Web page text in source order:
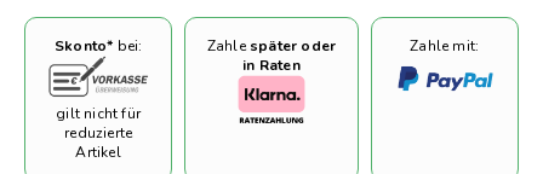
Skonto* bei:
gilt nicht für
reduzierte
Artikel
Zahlespäter oder
in Raten
Zahle mit: